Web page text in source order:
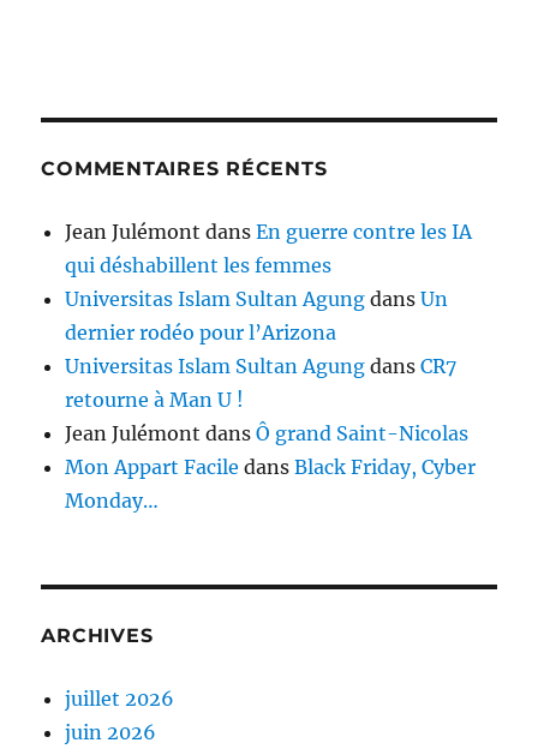
COMMENTAIRES RÉCENTS
Jean Julémont dansEn guerre contre les IA
qui déshabillent les femmes
Universitas Islam Sultan Agung dansUn
dernier rodéo pour l’Arizona
Universitas Islam Sultan Agung dansCR7
retourne à Man U !
Jean Julémont dansÔ grand Saint-Nicolas
Mon Appart Facile dansBlack Friday, Cyber
Monday…
ARCHIVES
juillet 2026
juin 2026